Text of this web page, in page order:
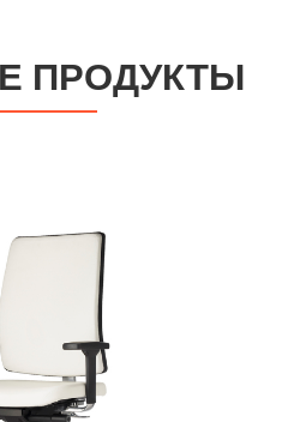
ПРОДУКТЫ